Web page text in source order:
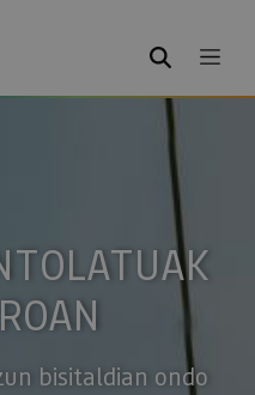
BILATU
bisitaldian ondo